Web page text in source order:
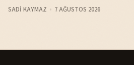
SADI KAYMAZ 7 AĞUSTOS 2026